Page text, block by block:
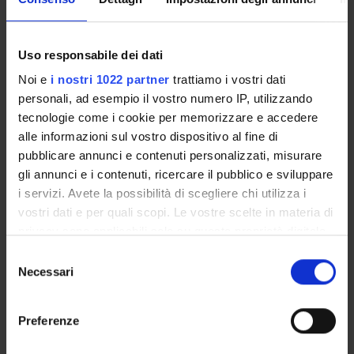
Uso responsabile dei dati
Noi e i nostri 1022 partner trattiamo i vostri dati
personali, ad esempio il vostro numero IP, utilizzando
tecnologie come i cookie per memorizzare e accedere
alle informazioni sul vostro dispositivo al fine di
pubblicare annunci e contenuti personalizzati, misurare
gli annunci e i contenuti, ricercare il pubblico e sviluppare
i servizi. Avete la possibilità di scegliere chi utilizza i
vostri dati e per quali scopi. Le vostre scelte in materia di
modificare o revocare il proprio consenso in qualsiasi
momento dalla Dichiarazione sui cookie o facendo clic
delNecessari
Preferenze
Microbiology and clinical
microbiology
Course code
4S01677
Name of lecturer
Davide Gibellini
Coordinator
Number of ECTS credits allocated
Other available courses
Postgraduate Specialisation in Emergency and Urgent